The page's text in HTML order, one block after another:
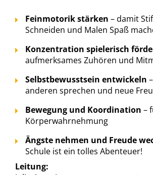
Feinmotorik stärken – damit
Schneiden und Malen Spaß
Konzentration spielerisch
aufmerksames Zuhören und
Selbstbewusstsein entwickeln
anderen sprechen und neue
Bewegung und Koordination –
Körperwahrnehmung
Ängste nehmen und Freude
Schule ist ein tolles Abenteuer!
Leitung: